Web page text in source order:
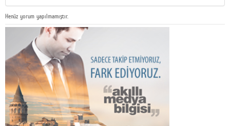
Henüz yorum yapılmamıştır.